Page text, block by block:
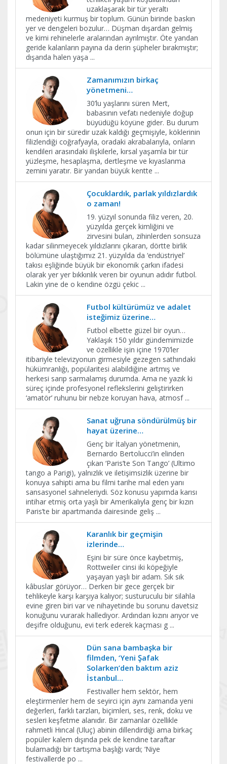
uzaklaşarak bir tür yeraltı
medeniyeti kurmuş bir toplum. Günün birinde baskın
yer ve dengeleri bozulur… Düşman dışardan gelmiş
ve kimi rehinelerle aralarından ayrılmıştır. Öte yandan
geride kalanların payına da derin şüpheler bırakmıştır;
dışarıda halen yaşa ...
Zamanımızın birkaç
yönetmeni…
30’lu yaşlarını süren Mert,
babasının vefatı nedeniyle doğup
büyüdüğü köyüne gider. Bu durum
onun için bir süredir uzak kaldığı geçmişiyle, köklerinin
filizlendiği coğrafyayla, oradaki akrabalarıyla, onların
kendileri arasındaki ilişkilerle, kırsal yaşamla bir tür
yüzleşme, hesaplaşma, dertleşme ve kıyaslanma
zemini yaratır. Bir yandan büyük kentte ...
Çocuklardık, parlak yıldızlardık
o zaman!
19. yüzyıl sonunda filiz veren, 20.
yüzyılda gerçek kimliğini ve
zirvesini bulan, zihinlerden sonsuza
kadar silinmeyecek yıldızlarını çıkaran, dörtte birlik
bölümüne ulaştığımız 21. yüzyılda da ‘endüstriyel’
takısı eşliğinde büyük bir ekonomik çarkın ifadesi
olarak yer yer bıkkınlık veren bir oyunun adıdır futbol.
Lakin yine de o kendine özgü çekic ...
Futbol kültürümüz ve adalet
isteğimiz üzerine…
Futbol elbette güzel bir oyun…
Yaklaşık 150 yıldır gündemimizde
ve özellikle işin içine 1970’ler
itibariyle televizyonun girmesiyle gezegen sathındaki
hükümranlığı, popülaritesi alabildiğine artmış ve
herkesi sarıp sarmalamış durumda. Ama ne yazık ki
süreç içinde profesyonel reflekslerini geliştirirken
‘amatör’ ruhunu bir nebze koruyan hava, atmosf ...
Sanat uğruna söndürülmüş bir
hayat üzerine…
Genç bir İtalyan yönetmenin,
Bernardo Bertolucci’in elinden
çıkan ‘Paris’te Son Tango’ (Ultimo
tango a Parigi), yalnızlık ve iletişimsizlik üzerine bir
konuya sahipti ama bu filmi tarihe mal eden yanı
sansasyonel sahneleriydi. Söz konusu yapımda karısı
intihar etmiş orta yaşlı bir Amerikalıyla genç bir kızın
Paris’te bir apartmanda dairesinde geliş ...
Karanlık bir geçmişin
izlerinde…
Eşini bir süre önce kaybetmiş,
Rottweiler cinsi iki köpeğiyle
yaşayan yaşlı bir adam. Sık sık
kâbuslar görüyor… Derken bir gece gerçek bir
tehlikeyle karşı karşıya kalıyor; susturuculu bir silahla
evine giren biri var ve nihayetinde bu sorunu davetsiz
konuğunu vurarak hallediyor. Ardından kızını arıyor ve
deşifre olduğunu, evi terk ederek kaçması g ...
Dün sana bambaşka bir
filmden, ‘Yeni Şafak
Solarken’den baktım aziz
İstanbul…
Festivaller hem sektör, hem
eleştirmenler hem de seyirci için aynı zamanda yeni
değerleri, farklı tarzları, biçimleri, ses, renk, doku ve
sesleri keşfetme alanıdır. Bir zamanlar özellikle
rahmetli Hıncal (Uluç) abinin dillendirdiği ama birkaç
popüler kalem dışında pek de kendine taraftar
bulamadığı bir tartışma başlığı vardı; ‘Niye
festivallerde po ...